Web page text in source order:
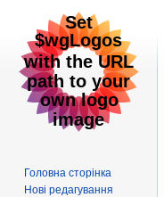
Головна сторінка
Нові редагування